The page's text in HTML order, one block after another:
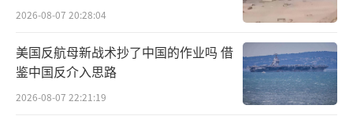
2026-08-07 20:28:04
美国反航母新战术抄了中国的作业吗 借
鉴中国反介入思路
2026-08-07 22:21:19